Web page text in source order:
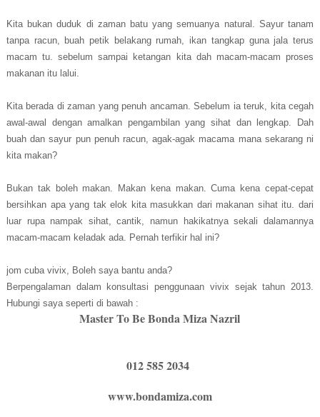
Kita bukan duduk di zaman batu yang semuanya natural. Sayur tanam
tanpa racun, buah petik belakang rumah, ikan tangkap guna jala terus
macam tu. sebelum sampai ketangan kita dah macam-macam proses
makanan itu lalui.
Kita berada di zaman yang penuh ancaman. Sebelum ia teruk, kita cegah
awal-awal dengan amalkan pengambilan yang sihat dan lengkap. Dah
buah dan sayur pun penuh racun, agak-agak macama mana sekarang ni
kita makan?
Bukan tak boleh makan. Makan kena makan. Cuma kena cepat-cepat
bersihkan apa yang tak elok kita masukkan dari makanan sihat itu. dari
luar rupa nampak sihat, cantik, namun hakikatnya sekali dalamannya
macam-macam keladak ada. Pernah terfikir hal ini?
jom cuba vivix, Boleh saya bantu anda?
Berpengalaman dalam konsultasi penggunaan vivix sejak tahun 2013.
Hubungi saya seperti di bawah :
Master To Be Bonda Miza Nazril
012 585 2034
www.bondamiza.com